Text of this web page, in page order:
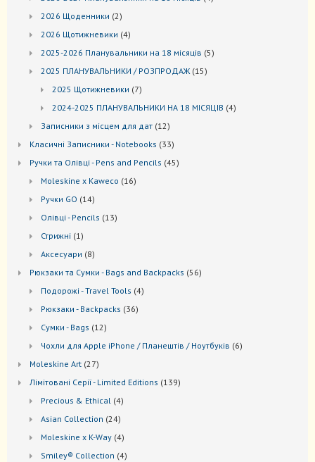
2026 Щоденники 22
2026 Щотижневики 44
2025-2026 Планувальники на 18 місяців 55
2025 ПЛАНУВАЛЬНИКИ / РОЗПРОДАЖ 1515
2025 Щотижневики 77
2024-2025 ПЛАНУВАЛЬНИКИ НА 18 МІСЯЦІВ 44
Записники з місцем для дат 1212
Kласичні Записники - Notebooks 3333
Ручки та Олівці - Pens and Pencils 4545
Moleskine x Kaweco 1616
Ручки GO 1414
Oлівці - Pencils 1313
Стрижні 11
Аксесуари 88
Рюкзаки та Cумки - Bags and Backpacks 5656
Подорожі - Travel Tools 44
Рюкзаки - Backpacks 3636
Сумки - Bags 1212
Чохли для Apple iPhone / Планештів / Ноутбуків 66
Moleskine Art 2727
Лiмiтовані Серії - Limited Editions 139139
Precious & Ethical 44
Asian Collection 2424
Moleskine x K-Way 44
Smiley® Collection 44